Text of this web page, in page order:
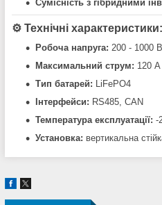
Сумісність з гібридними
⚙️ Технічні характеристики:
Робоча напруга: 200 - 1000 В
Максимальний струм: 120 А
Тип батарей: LiFePO4
Інтерфейси: RS485, CAN
Температура експлуатації: -
Установка: вертикальна